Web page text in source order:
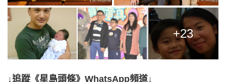
+23
↓追蹤《星島頭條》WhatsApp頻道↓